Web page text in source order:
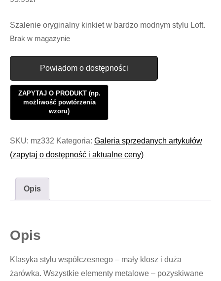
Szalenie oryginalny kinkiet w bardzo modnym stylu Loft.
Brak w magazynie
Powiadom o dostępności
SKU: mz332 Kategoria: Galeria sprzedanych artykułów
(zapytaj o dostępność i aktualne ceny)
Opis
Opis
Klasyka stylu współczesnego – mały klosz i duża
żarówka. Wszystkie elementy metalowe – pozyskiwane